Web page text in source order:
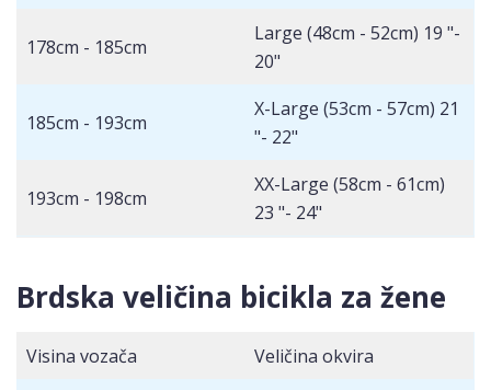
178cm - 185cm
Large (48cm - 52cm) 19 "-
20"
185cm - 193cm
X-Large (53cm - 57cm) 21
"- 22"
193cm - 198cm
XX-Large (58cm - 61cm)
23 "- 24"
Brdska veličina bicikla za žene
Visina vozača Veličina okvira